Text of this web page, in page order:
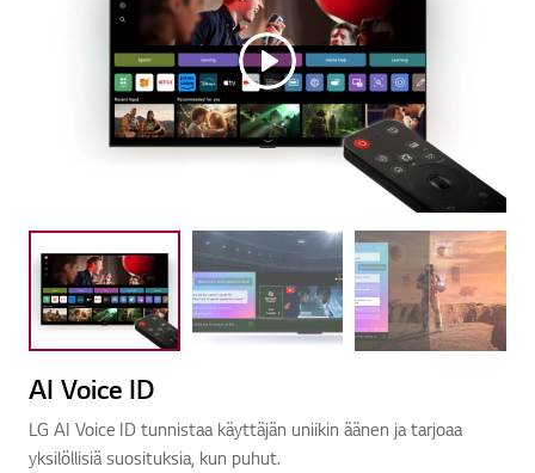
AI Voice ID
LG AI Voice ID tunnistaa käyttäjän uniikin äänen ja tarjoaa
yksilöllisiä suosituksia, kun puhut.